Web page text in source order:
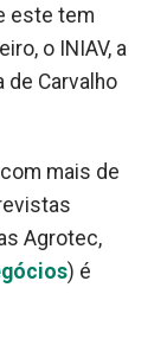
este tem
o INIAV, a
de Carvalho
mais de
Agrotec,
) é